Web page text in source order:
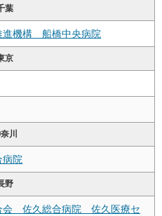
葉
進機構 船橋中央病院
京
川
病院
野
会 佐久総合病院 佐久医療セ